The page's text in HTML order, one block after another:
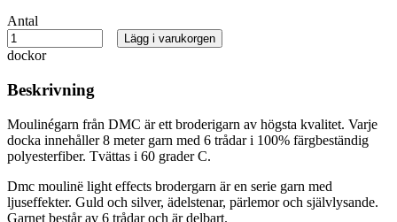
Antal
dockor
Lägg i varukorgen
Beskrivning
Moulinégarn från DMC är ett broderigarn av högsta kvalitet. Varje
docka innehåller 8 meter garn med 6 trådar i 100% färgbeständig
polyesterfiber. Tvättas i 60 grader C.
Dmc moulinë light effects brodergarn är en serie garn med
ljuseffekter. Guld och silver, ädelstenar, pärlemor och självlysande.
Garnet består av 6 trådar och är delbart.